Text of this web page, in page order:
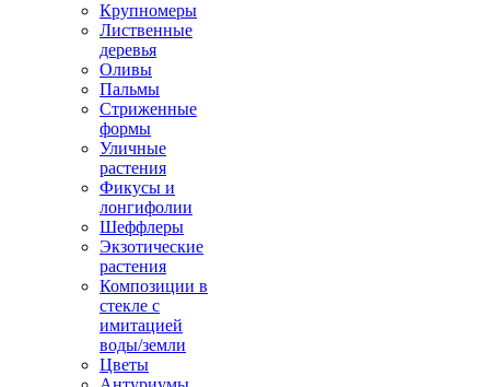
Крупномеры
Лиственные
деревья
Оливы
Пальмы
Стриженные
формы
Уличные
растения
Фикусы и
лонгифолии
Шеффлеры
Экзотические
растения
Композиции в
стекле с
имитацией
воды/земли
Цветы